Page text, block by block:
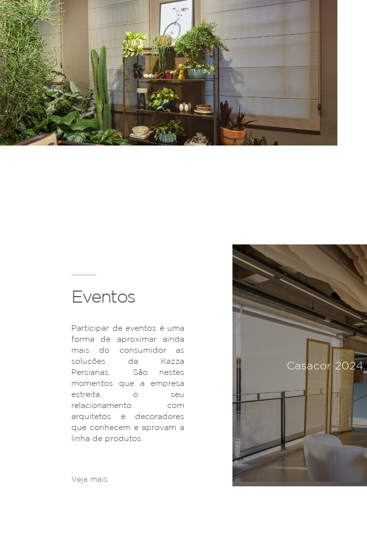
Eventos
Participar de eventos é uma
forma de aproximar ainda
mais do consumidor as
soluções da Kazza
Persianas. São nestes
momentos que a empresa
estreita o seu
relacionamento com
arquitetos e decoradores
que conhecem e aprovam a
linha de produtos.
Veja mais
Casacor 2024